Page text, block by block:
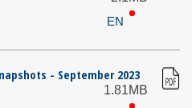
EN
- September 2023
1.81MB